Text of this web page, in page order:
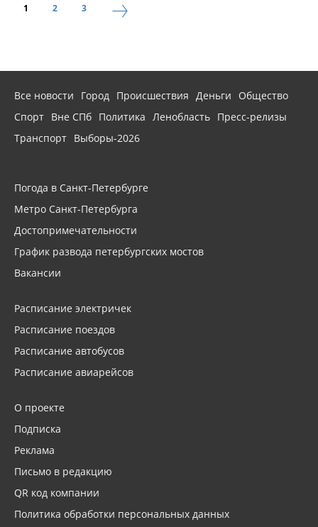
1 2 3
Все новости Город Происшествия Деньги
Общество
Спорт Вне СПб Политика Ленобласть Пресс-релизы
Транспорт Выборы-2026
Погода в Санкт-Петербурге
Метро Санкт-Петербурга
Достопримечательности
График развода петербургских мостов
Вакансии
Расписание электричек
Расписание поездов
Расписание автобусов
Расписание авиарейсов
О проекте
Подписка
Реклама
Письмо в редакцию
QR код компании
Политика обработки персональных данных